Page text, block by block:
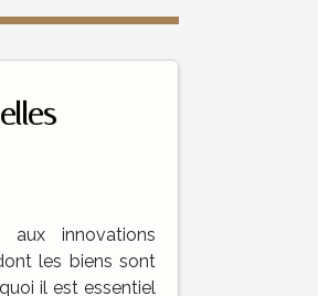
innovations
les biens sont
il est essentiel